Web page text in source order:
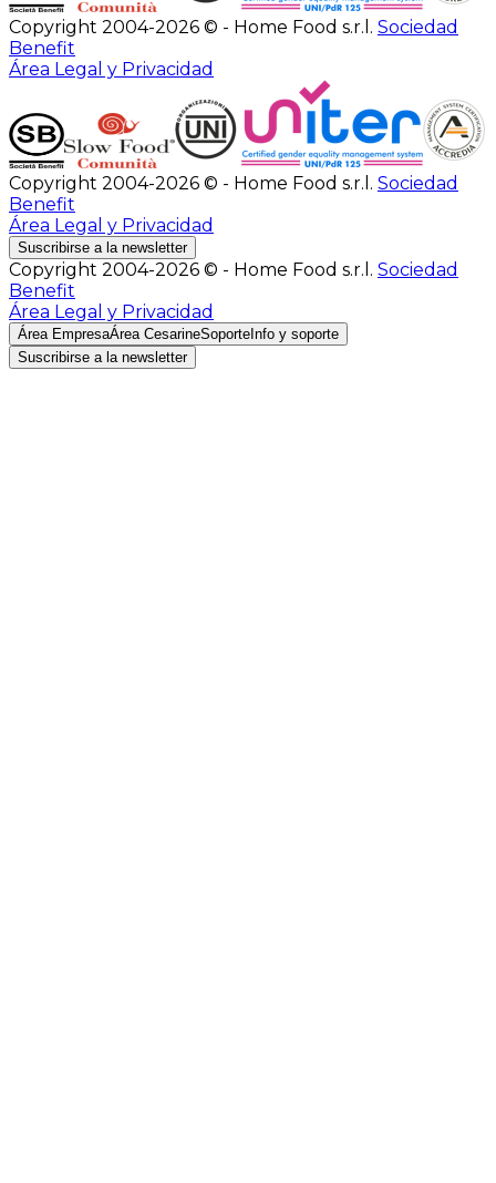
Copyright 2004-2026 © - Home Food s.r.l. Sociedad
Benefit
Área Legal y Privacidad
Copyright 2004-2026 © - Home Food s.r.l. Sociedad
Benefit
Área Legal y Privacidad
Suscribirse a la newsletter
Copyright 2004-2026 © - Home Food s.r.l. Sociedad
Benefit
Área Legal y Privacidad
Área EmpresaÁrea CesarineSoporte Info y soporte
Suscribirse a la newsletter